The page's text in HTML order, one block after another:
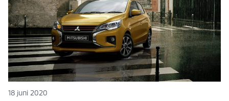
18 juni 2020